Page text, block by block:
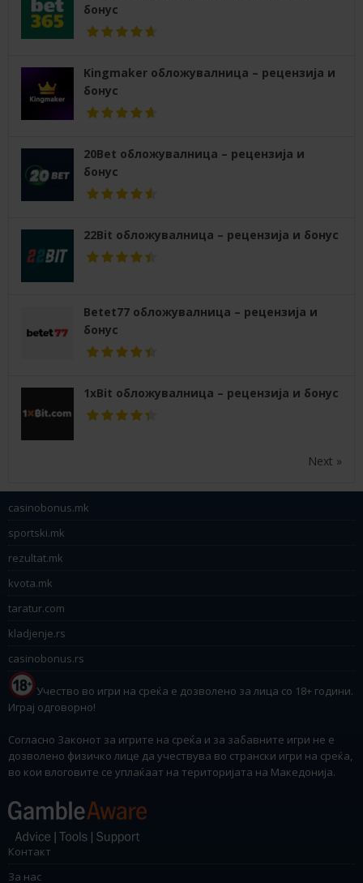
бонус
Kingmaker обложувалница – рецензија и
бонус
20Bet обложувалница – рецензија и
бонус
22Bit обложувалница – рецензија и бонус
Betet77 обложувалница – рецензија и
бонус
1xBit обложувалница – рецензија и бонус
Next »
casinobonus.mk
sportski.mk
rezultat.mk
kvota.mk
taratur.com
kladjenje.rs
casinobonus.rs
Учество во игри на среќа е дозволено за лица со 18+ години.
Играј одговорно!
Согласно Законот за игрите на среќа и за забавните игри не е
дозволено физичко лице да учествува во странски игри на среќа,
во кои влоговите се уплаќаат на територијата на Македонија.
Контакт
За нас